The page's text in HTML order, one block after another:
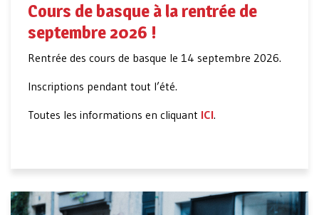
Cours de basque à la rentrée de
septembre 2026 !
Rentrée des cours de basque le 14 septembre 2026.
Inscriptions pendant tout l’été.
Toutes les informations en cliquant ICI.